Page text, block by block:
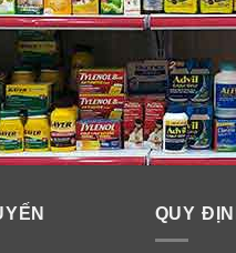
QUY